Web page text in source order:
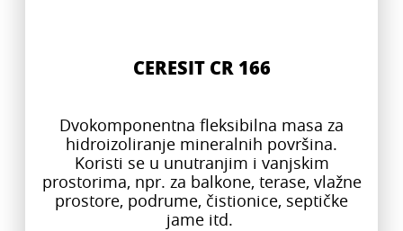
CERESIT CR 166
Dvokomponentna fleksibilna masa za
hidroizoliranje mineralnih površina.
Koristi se u unutranjim i vanjskim
prostorima, npr. za balkone, terase, vlažne
prostore, podrume, čistionice, septičke
jame itd.